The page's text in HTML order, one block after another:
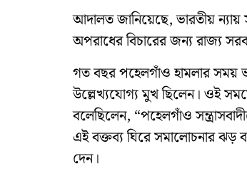
আদালত জানিয়েছে, ভারতীয় ন্যায়
অপরাধের বিচারের জন্য রাজ্য
গত বছর পহেলগাঁও হামলার সময়
উল্লেখ্যযোগ্য মুখ ছিলেন। ওই
বলেছিলেন, “পহেলগাঁও
এই বক্তব্য ঘিরে সমালোচনার ঝড়
দেন।